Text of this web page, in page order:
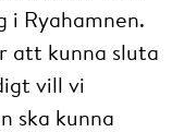
i Ryahamnen.
att kunna sluta
vill vi
ska kunna